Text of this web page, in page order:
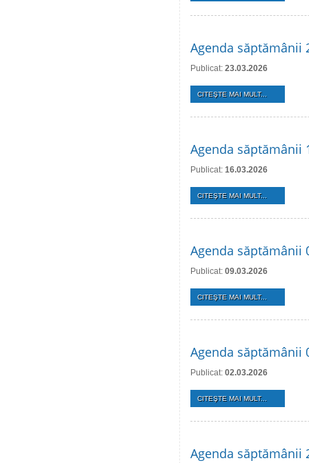
Agenda săptămânii
Publicat: 23.03.2026
CITEŞTE MAI MULT...
Agenda săptămânii
Publicat: 16.03.2026
CITEŞTE MAI MULT...
Agenda săptămânii
Publicat: 09.03.2026
CITEŞTE MAI MULT...
Agenda săptămânii
Publicat: 02.03.2026
CITEŞTE MAI MULT...
Agenda săptămânii